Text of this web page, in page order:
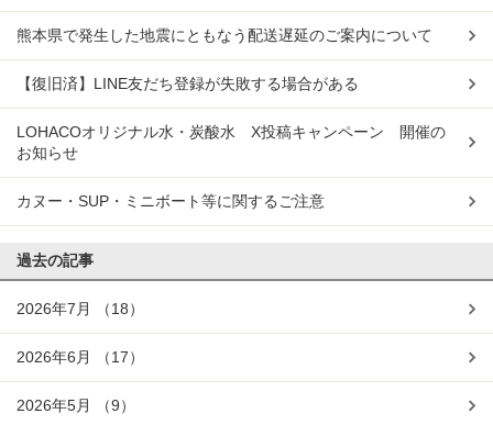
熊本県で発生した地震にともなう配送遅延のご案内について
【復旧済】LINE友だち登録が失敗する場合がある
LOHACOオリジナル水・炭酸水 X投稿キャンペーン 開催の
お知らせ
カヌー・SUP・ミニボート等に関するご注意
過去の記事
2026年7月 （18）
2026年6月 （17）
2026年5月 （9）